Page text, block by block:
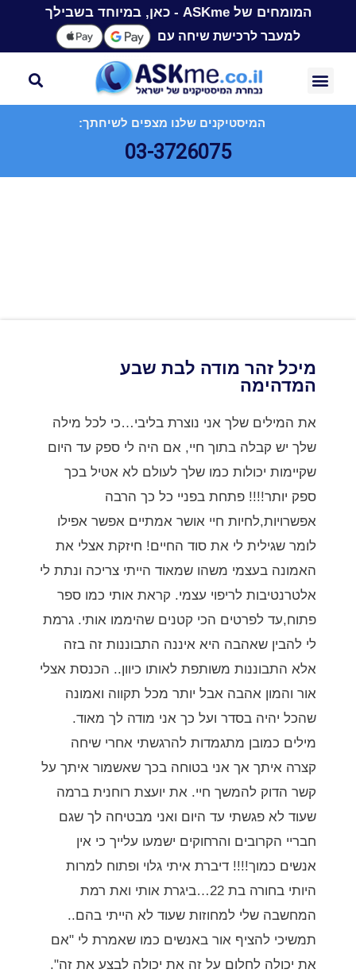
המומחים של ASKme - כאן, במיוחד בשבילך
למעבר לרכישת שיחה עם
המיסטיקנים שלנו מצפים לשיחתך:
03-3726075
מיכל זהר מודה לבת שבע
המדהימה
את המילים שלך אני נוצרת בליבי…כי לכל מילה
שלך יש קבלה בתוך חיי, אם היה לי ספק עד היום
שקיימות יכולות כמו שלך לעולם לא אטיל בכך
ספק יותר!!!! פתחת בפניי כל כך הרבה
אפשרויות,לחיות חיי אושר אמתיים אפשר אפילו
לומר שגילית לי את סוד החיים! חיזקת אצלי את
האמונה בעצמי משהו שמאוד הייתי צריכה ונתת לי
אלטרנטיבות לריפוי עצמי. קראת אותי כמו ספר
פתוח,עד לפרטים הכי קטנים שהיממו אותי. גרמת
לי להבין שאהבה היא איננה התבוננות זה בזה
אלא התבוננות משותפת לאותו כיוון.. הכנסת אצלי
אור והמון אהבה אבל יותר מכל תקווה ואמונה
שהכל יהיה בסדר ועל כך אני מודה לך מאוד.
מילים כמובן מתגמדות להרגשתי אחרי שיחה
קצרה איתך אך אני בטוחה בכך שאשמור איתך על
קשר הדוק להמשך חיי. את יועצת רוחנית ברמה
שעוד לא פגשתי עד היום ואני מבטיחה לך שגם
חבריי הקרובים והרחוקים ישמעו עלייך כי אין
אנשים כמוך!!!! דיברת איתי גלוי ופתוח למרות
היותי בחורה בת 22…ביגרת אותי ואת רמת
המחשבה שלי למחוזות שעוד לא הייתי בהם..
תמשיכי להציף אור באנשים כמו שאמרת לי "אם
את יכולה לחלום על זה את יכולה לבצע את זה".